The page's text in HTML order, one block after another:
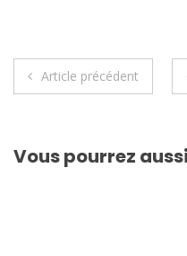
Navigation
l’article
Article précédent
Vous pourrez